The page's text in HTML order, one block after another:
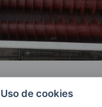
Uso de cookies